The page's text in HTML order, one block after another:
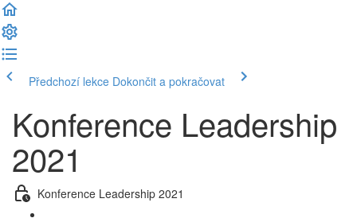
Předchozí lekce Dokončit a pokračovat
Konference Leadership
2021
Konference Leadership 2021